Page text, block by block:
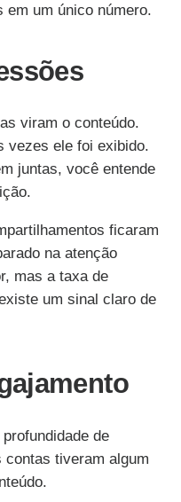
em um único número.
viram o conteúdo.
vezes ele foi exibido.
juntas, você entende
ficaram
na atenção
mas a taxa de
um sinal claro de
de
contas tiveram algum